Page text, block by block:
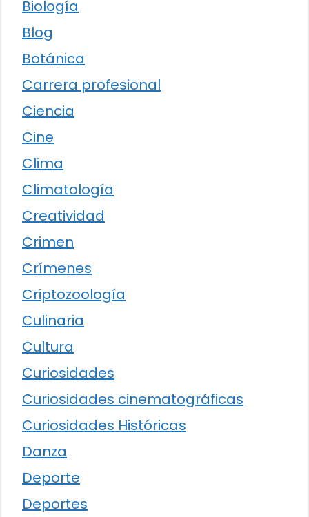
Biología
Blog
Botánica
Carrera profesional
Ciencia
Cine
Clima
Climatología
Creatividad
Crimen
Crímenes
Criptozoología
Culinaria
Cultura
Curiosidades
Curiosidades cinematográficas
Curiosidades Históricas
Danza
Deporte
Deportes